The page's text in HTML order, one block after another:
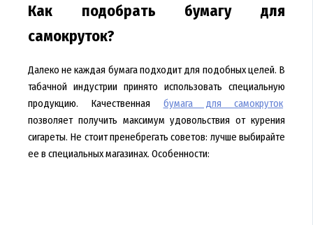
Как подобрать бумагу для
самокруток?
Далеко не каждая бумага подходит для подобных целей. В
табачной индустрии принято использовать специальную
продукцию. Качественная бумага для самокруток
позволяет получить максимум удовольствия от курения
сигареты. Не стоит пренебрегать советов: лучше выбирайте
ее в специальных магазинах. Особенности: